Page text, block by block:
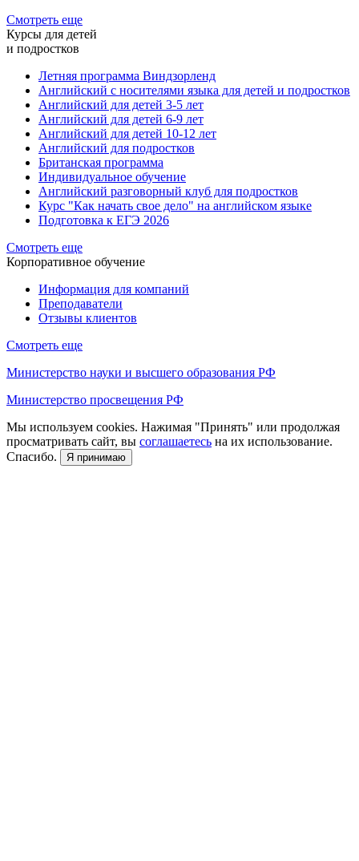
Смотреть еще
Курсы для детей
и подростков
Летняя программа Виндзорленд
Английский с носителями языка для детей и подростков
Английский для детей 3-5 лет
Английский для детей 6-9 лет
Английский для детей 10-12 лет
Английский для подростков
Британская программа
Индивидуальное обучение
Английский разговорный клуб для подростков
Курс "Как начать свое дело" на английском языке
Подготовка к ЕГЭ 2026
Смотреть еще
Корпоративное обучение
Информация для компаний
Преподаватели
Отзывы клиентов
Смотреть еще
Министерство науки и высшего образования РФ
Министерство просвещения РФ
Мы используем cookies. Нажимая "Принять" или продолжая
просматривать сайт, вы соглашаетесь на их использование.
Спасибо.
Я принимаю